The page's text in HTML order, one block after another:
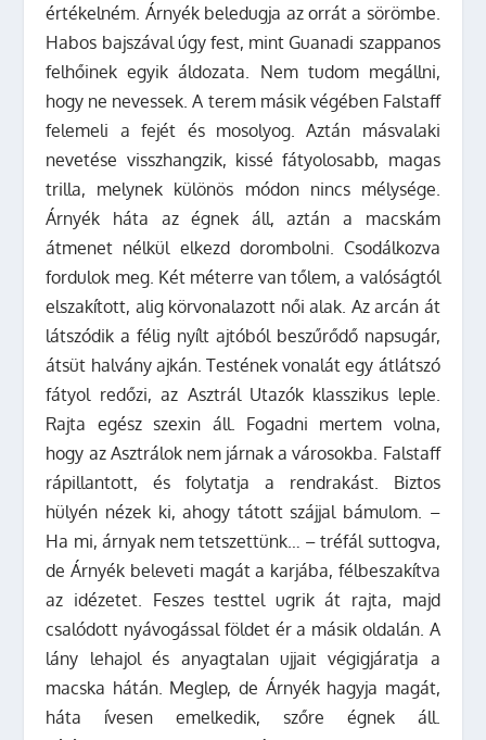
értékelném. Árnyék beledugja az orrát a sörömbe.
Habos bajszával úgy fest, mint Guanadi szappanos
felhőinek egyik áldozata. Nem tudom megállni,
hogy ne nevessek. A terem másik végében Falstaff
felemeli a fejét és mosolyog. Aztán másvalaki
nevetése visszhangzik, kissé fátyolosabb, magas
trilla, melynek különös módon nincs mélysége.
Árnyék háta az égnek áll, aztán a macskám
átmenet nélkül elkezd dorombolni. Csodálkozva
fordulok meg. Két méterre van tőlem, a valóságtól
elszakított, alig körvonalazott női alak. Az arcán át
látszódik a félig nyílt ajtóból beszűrődő napsugár,
átsüt halvány ajkán. Testének vonalát egy átlátszó
fátyol redőzi, az Asztrál Utazók klasszikus leple.
Rajta egész szexin áll. Fogadni mertem volna,
hogy az Asztrálok nem járnak a városokba. Falstaff
rápillantott, és folytatja a rendrakást. Biztos
hülyén nézek ki, ahogy tátott szájjal bámulom. –
Ha mi, árnyak nem tetszettünk… – tréfál suttogva,
de Árnyék beleveti magát a karjába, félbeszakítva
az idézetet. Feszes testtel ugrik át rajta, majd
csalódott nyávogással földet ér a másik oldalán. A
lány lehajol és anyagtalan ujjait végigjáratja a
macska hátán. Meglep, de Árnyék hagyja magát,
háta ívesen emelkedik, szőre égnek áll.